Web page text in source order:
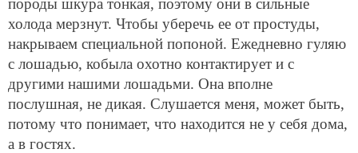
породы шкура тонкая, поэтому они в сильные
холода мерзнут. Чтобы уберечь ее от простуды,
накрываем специальной попоной. Ежедневно гуляю
с лошадью, кобыла охотно контактирует и с
другими нашими лошадьми. Она вполне
послушная, не дикая. Слушается меня, может быть,
потому что понимает, что находится не у себя дома,
а в гостях.